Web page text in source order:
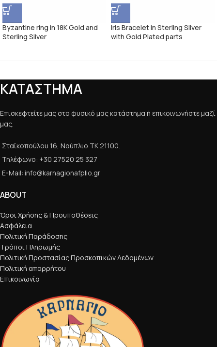
Byzantine ring in 18K Gold and
Sterling Silver
Iris Bracelet in Sterling Silver
with Gold Plated parts
ΚΑΤΑΣΤΗΜΑ
Επισκεφτείτε μας στο φυσικό μας κατάστημα ή επικοινωνήστε μαζί
μας.
Σταϊκοπούλου 16, Ναύπλιο ΤΚ 21100.
Τηλέφωνο: +30 27520 25 327
E-Mail: info@karnagionafplio.gr
ABOUT
Όροι Χρήσης & Προϋποθέσεις
Ασφάλεια
Πολιτική Παράδοσης
Τρόποι Πληρωμής
Πολιτική Προστασίας Προσκοπικών Δεδομένων
Πολιτική απορρήτου
Επικοινωνία